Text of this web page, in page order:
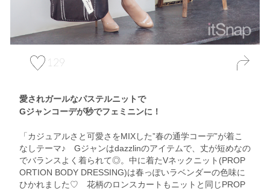
129
愛されガールなパステルニットで
Gジャンコーデが秒でフェミニンに！
「カジュアルさと可愛さをMIXした”春の通学コーデ”が着こ
なしテーマ♪ Gジャンはdazzlinのアイテムで、丈が短めなの
でバランスよく着られて◎。中に着たVネックニット(PROP
ORTION BODY DRESSING)は春っぽいラベンダーの色味に
ひかれました♡ 花柄のロンスカートもニットと同じPROP